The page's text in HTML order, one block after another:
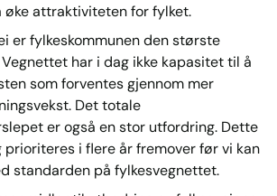
attraktiviteten for fylket.
er fylkeskommunen den største
har i dag ikke kapasitet til å
som forventes gjennom mer
Det totale
er også en stor utfordring. Dette
prioriteres i flere år fremover før vi kan
standarden på fylkesvegnettet.